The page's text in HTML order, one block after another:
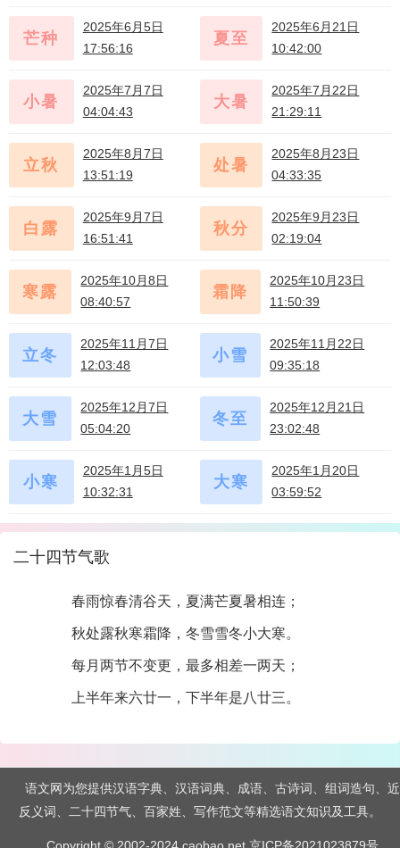
芒种
2025年6月5日
17:56:16
夏至
2025年6月21日
10:42:00
小暑
2025年7月7日
04:04:43
大暑
2025年7月22日
21:29:11
立秋
2025年8月7日
13:51:19
处暑
2025年8月23日
04:33:35
白露
2025年9月7日
16:51:41
秋分
2025年9月23日
02:19:04
寒露
2025年10月8日
08:40:57
霜降
2025年10月23日
11:50:39
立冬
2025年11月7日
12:03:48
小雪
2025年11月22日
09:35:18
大雪
2025年12月7日
05:04:20
冬至
2025年12月21日
23:02:48
小寒
2025年1月5日
10:32:31
大寒
2025年1月20日
03:59:52
二十四节气歌
春雨惊春清谷天，夏满芒夏暑相连；
秋处露秋寒霜降，冬雪雪冬小大寒。
每月两节不变更，最多相差一两天；
上半年来六廿一，下半年是八廿三。
语文网为您提供汉语字典、汉语词典、成语、古诗词、组词造句、近
反义词、二十四节气、百家姓、写作范文等精选语文知识及工具。